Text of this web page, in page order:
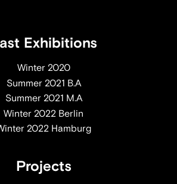
Exhibitions
Winter 2020
Summer 2021 B.A
Summer 2021 M.A
Winter 2022 Berlin
2022 Hamburg
Projects